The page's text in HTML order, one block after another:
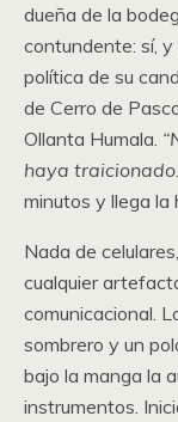
dueña de la
contundente: sí,
política de su
de Cerro de
Ollanta Humala.
haya
minutos y llega la
Nada de
cualquier
comunicacional.
sombrero y un
bajo la manga la
instrumentos.